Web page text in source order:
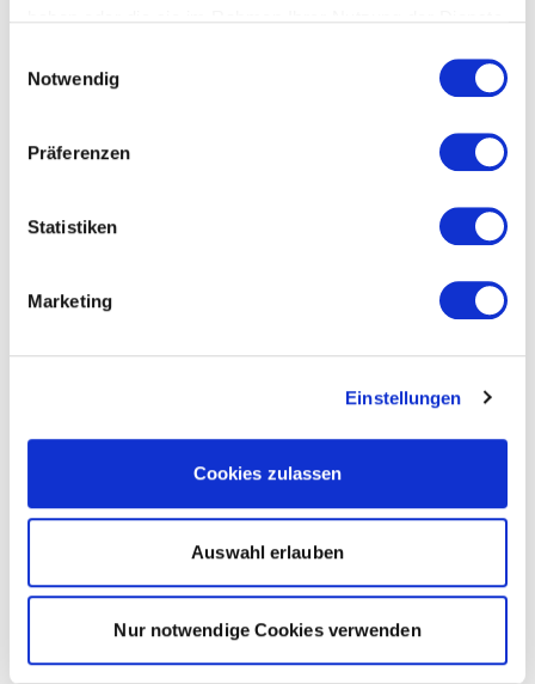
Cookies, wenn Sie unsere Webseite weiterhin nutzen.
Notwendig
Präferenzen
Statistiken
Marketing
Einstellungen
Cookies zulassen
Auswahl erlauben
Nur notwendige Cookies verwenden